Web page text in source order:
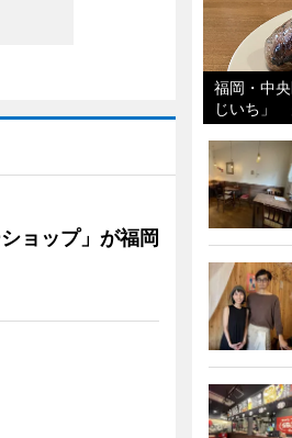
ョップ」が福岡
福岡・中
じいち」